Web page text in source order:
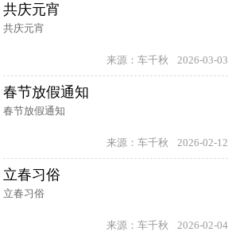
共庆元宵
共庆元宵
来源：车千秋 2026-03-03
春节放假通知
春节放假通知
来源：车千秋 2026-02-12
立春习俗
立春习俗
来源：车千秋 2026-02-04